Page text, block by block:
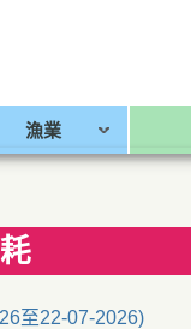
漁業
至22-07-2026)